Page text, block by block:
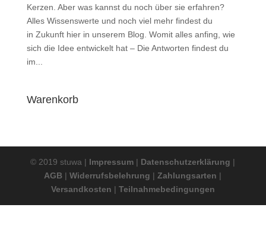
Kerzen. Aber was kannst du noch über sie erfahren?
Alles Wissenswerte und noch viel mehr findest du
in Zukunft hier in unserem Blog. Womit alles anfing, wie
sich die Idee entwickelt hat – Die Antworten findest du
im...
Warenkorb
© 2019 stuwa | Impressum | Datenschutzerklärung |
AGB |Widerrufsbelehrung |Zahlungsarten |
Versandkosten | Teilnahmebedingungen